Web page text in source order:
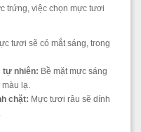
trứng, việc chọn mực tươi
tươi sẽ có mắt sáng, trong
tự nhiên: Bề mặt mực sáng
lạ.
chặt: Mực tươi râu sẽ dính